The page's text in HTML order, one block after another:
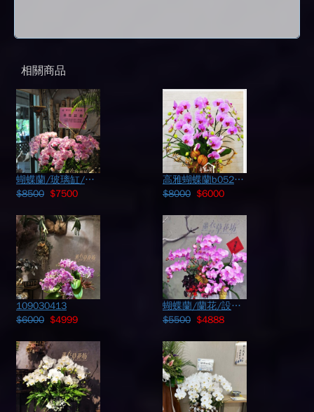
相關商品
蝴蝶蘭/玻璃缸/多肉設計 109022701
$8500 $7500
高雅蝴蝶蘭b052007
$8000 $6000
109030413
$6000 $4999
蝴蝶蘭/蘭花/設計108011603
$5500 $4888